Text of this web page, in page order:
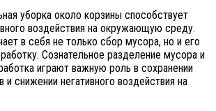
уборка около корзины способствует
воздействия на окружающую среду.
в себя не только сбор мусора, но и его
Сознательное разделение мусора и
играют важную роль в сохранении
снижении негативного воздействия на